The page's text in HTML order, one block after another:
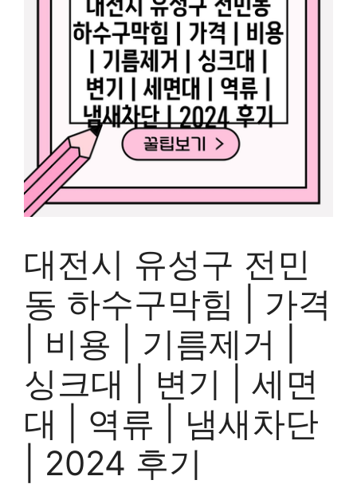
대전시 유성구 전민
동 하수구막힘 | 가격
| 비용 | 기름제거 |
싱크대 | 변기 | 세면
대 | 역류 | 냄새차단
| 2024 후기